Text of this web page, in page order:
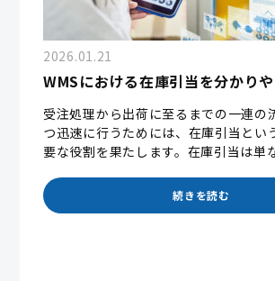
2026.01.21
WMSにおける在庫引当を分かり
受注処理から出荷に至るまでの一連の
つ迅速に行うためには、在庫引当とい
要な役割を果たします。在庫引当は単
続きを読む